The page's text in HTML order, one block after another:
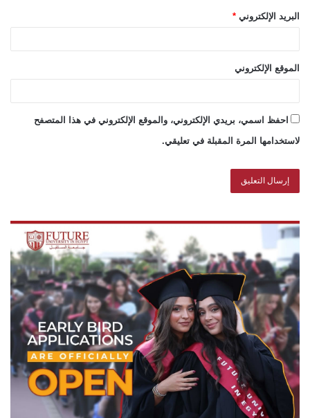
البريد الإلكتروني *
الموقع الإلكتروني
احفظ اسمي، بريدي الإلكتروني، والموقع الإلكتروني في هذا المتصفح
لاستخدامها المرة المقبلة في تعليقي.